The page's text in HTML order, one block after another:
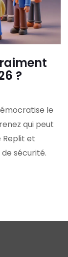
?
le
qui peut
Replit et
sécurité.